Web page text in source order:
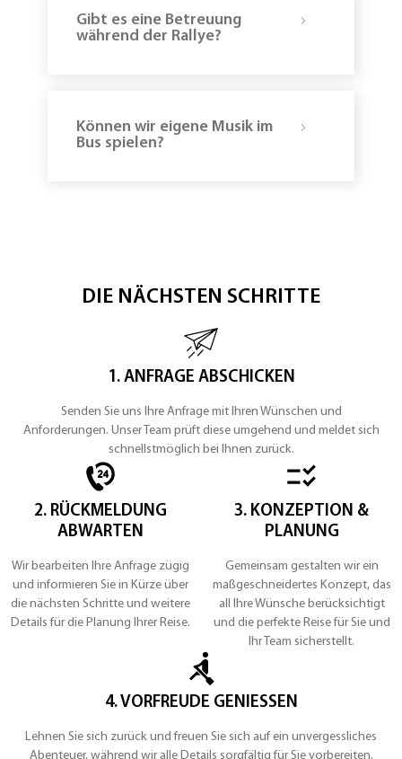
Gibt es eine Betreuung
während der Rallye?
Können wir eigene Musik im
Bus spielen?
DIE NÄCHSTEN SCHRITTE
1. ANFRAGE ABSCHICKEN
Senden Sie uns Ihre Anfrage mit Ihren Wünschen und
Anforderungen. Unser Team prüft diese umgehend und meldet sich
schnellstmöglich bei Ihnen zurück.
2. RÜCKMELDUNG
ABWARTEN
Wir bearbeiten Ihre Anfrage zügig
und informieren Sie in Kürze über
die nächsten Schritte und weitere
Details für die Planung Ihrer Reise.
3. KONZEPTION &
PLANUNG
Gemeinsam gestalten wir ein
maßgeschneidertes Konzept, das
all Ihre Wünsche berücksichtigt
und die perfekte Reise für Sie und
Ihr Team sicherstellt.
4. VORFREUDE GENIESSEN
Lehnen Sie sich zurück und freuen Sie sich auf ein unvergessliches
Abenteuer, während wir alle Details sorgfältig für Sie vorbereiten.